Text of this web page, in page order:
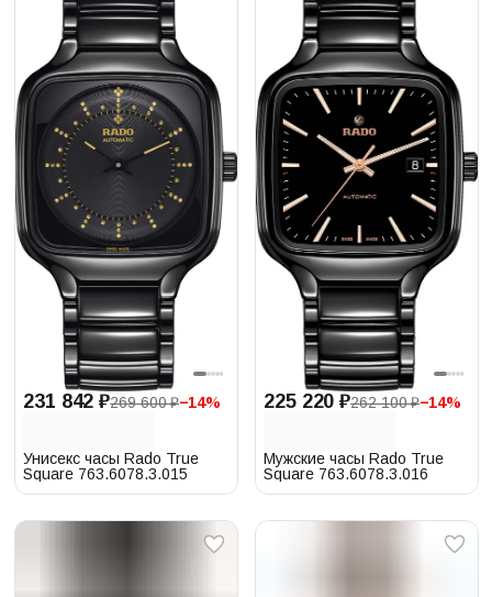
231 842 ₽269 600 ₽−14%
Унисекс часы Rado True
Square 763.6078.3.015
225 220 ₽262 100 ₽−14%
Мужские часы Rado True
Square 763.6078.3.016